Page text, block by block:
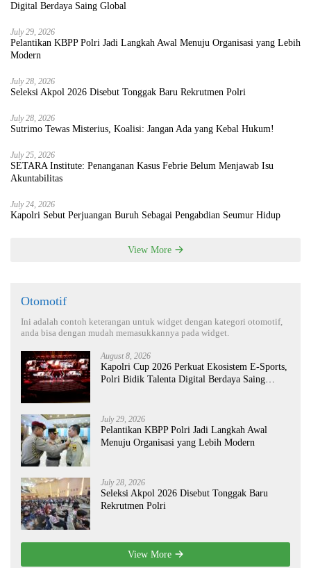
Digital Berdaya Saing Global
July 29, 2026
Pelantikan KBPP Polri Jadi Langkah Awal Menuju Organisasi yang Lebih
Modern
July 28, 2026
Seleksi Akpol 2026 Disebut Tonggak Baru Rekrutmen Polri
July 28, 2026
Sutrimo Tewas Misterius, Koalisi: Jangan Ada yang Kebal Hukum!
July 25, 2026
SETARA Institute: Penanganan Kasus Febrie Belum Menjawab Isu
Akuntabilitas
July 24, 2026
Kapolri Sebut Perjuangan Buruh Sebagai Pengabdian Seumur Hidup
View More
Otomotif
Ini adalah contoh keterangan untuk widget dengan kategori otomotif,
anda bisa dengan mudah memasukkannya pada widget.
August 8, 2026
Kapolri Cup 2026 Perkuat Ekosistem E-Sports,
Polri Bidik Talenta Digital Berdaya Saing
July 29, 2026
Pelantikan KBPP Polri Jadi Langkah Awal
Menuju Organisasi yang Lebih Modern
July 28, 2026
Seleksi Akpol 2026 Disebut Tonggak Baru
Rekrutmen Polri
View More